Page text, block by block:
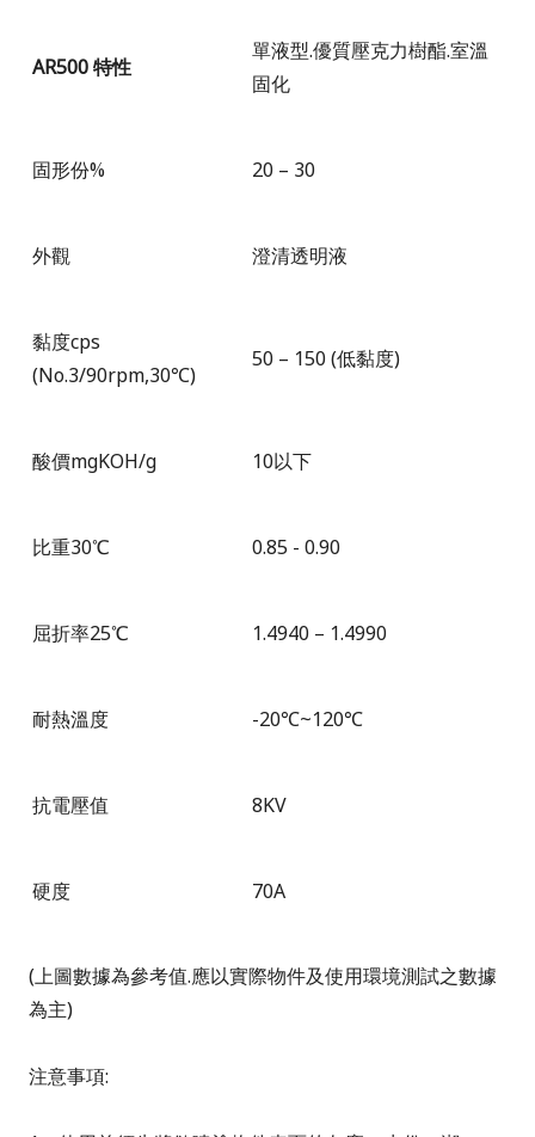
AR500 特性
單液型.優質壓克力樹酯.室溫
固化
固形份% 20 – 30
外觀 澄清透明液
黏度cps
(No.3/90rpm,30℃)
50 – 150 (低黏度)
酸價mgKOH/g 10以下
比重30℃ 0.85 - 0.90
屈折率25℃ 1.4940 – 1.4990
耐熱溫度 -20℃~120℃
抗電壓值 8KV
硬度 70A
(上圖數據為參考值.應以實際物件及使用環境測試之數據
為主)
注意事項: